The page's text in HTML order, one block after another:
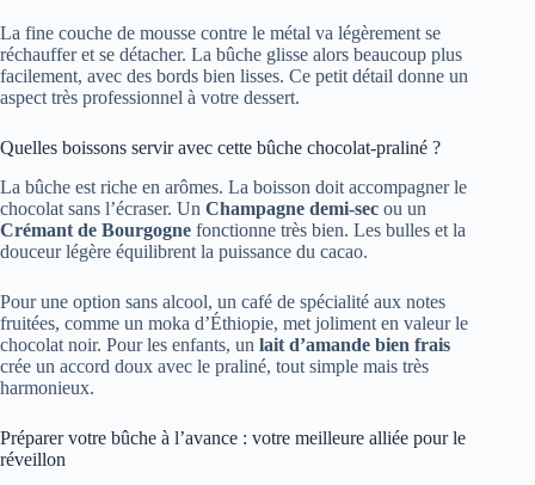
La fine couche de mousse contre le métal va légèrement se
réchauffer et se détacher. La bûche glisse alors beaucoup plus
facilement, avec des bords bien lisses. Ce petit détail donne un
aspect très professionnel à votre dessert.
Quelles boissons servir avec cette bûche chocolat-praliné ?
La bûche est riche en arômes. La boisson doit accompagner le
chocolat sans l’écraser. Un Champagne demi-sec ou un
Crémant de Bourgogne fonctionne très bien. Les bulles et la
douceur légère équilibrent la puissance du cacao.
Pour une option sans alcool, un café de spécialité aux notes
fruitées, comme un moka d’Éthiopie, met joliment en valeur le
chocolat noir. Pour les enfants, un lait d’amande bien frais
crée un accord doux avec le praliné, tout simple mais très
harmonieux.
Préparer votre bûche à l’avance : votre meilleure alliée pour le
réveillon